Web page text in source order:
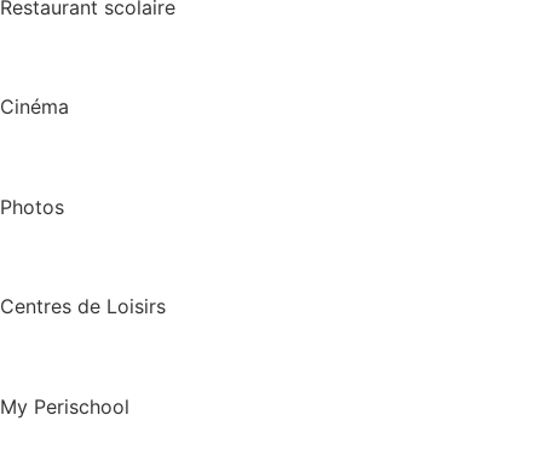
Restaurant scolaire
Cinéma
Photos
Centres de Loisirs
My Perischool